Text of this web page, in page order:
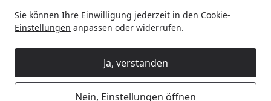
Sie können Ihre Einwilligung jederzeit in den Cookie-
Einstellungen anpassen oder widerrufen.
Ja, verstanden
Nein, Einstellungen öffnen